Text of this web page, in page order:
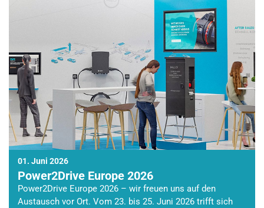
01. Juni 2026
Power2Drive Europe 2026
Power2Drive Europe 2026 – wir freuen uns auf den
Austausch vor Ort. Vom 23. bis 25. Juni 2026 trifft sich